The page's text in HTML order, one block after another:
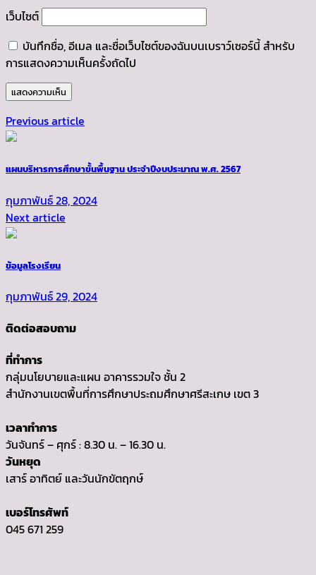
เว็บไซต์
บันทึกชื่อ, อีเมล และชื่อเว็บไซต์ของฉันบนเบราว์เซอร์นี้ สำหรับ
การแสดงความเห็นครั้งถัดไป
Previous article
แผนบริหารการศึกษาขั้นพื้นฐาน ประจำปีงบประมาณ พ.ศ. 2567
กุมภาพันธ์ 28, 2024
Next article
ข้อมูลโรงเรียน
กุมภาพันธ์ 29, 2024
ติดต่อสอบถาม
ที่ทำการ
กลุ่มนโยบายและแผน อาคารรวมใจ ชั้น 2
สำนักงานเขตพื้นที่การศึกษาประถมศึกษาศรีสะเกษ เขต 3
เวลาทำการ
วันจันทร์ – ศุกร์ : 8.30 น. – 16.30 น.
วันหยุด
เสาร์ อาทิตย์ และวันนักขัตฤกษ์
เบอร์โทรศัพท์
045 671 259